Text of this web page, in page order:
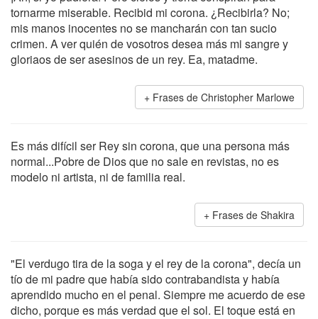
tornarme miserable. Recibid mi corona. ¿Recibirla? No;
mis manos inocentes no se mancharán con tan sucio
crimen. A ver quién de vosotros desea más mi sangre y
gloriaos de ser asesinos de un rey. Ea, matadme.
Frases de Christopher Marlowe
Es más difícil ser Rey sin corona, que una persona más
normal...Pobre de Dios que no sale en revistas, no es
modelo ni artista, ni de familia real.
Frases de Shakira
"El verdugo tira de la soga y el rey de la corona", decía un
tío de mi padre que había sido contrabandista y había
aprendido mucho en el penal. Siempre me acuerdo de ese
dicho, porque es más verdad que el sol. El toque está en